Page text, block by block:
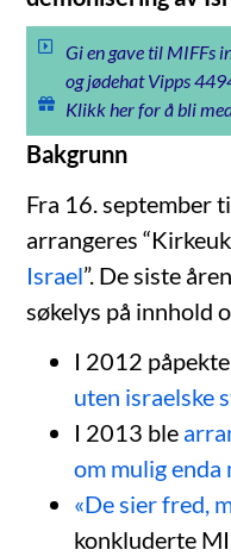
Gi en gave til MIFFs
og jødehat Vipps
Klikk her for å bli
Bakgrunn
Fra 16. september
arrangeres
Israel”. De siste
søkelys på innhold
I 2012
uten israelske
I 2013 ble
om mulig enda
«De sier fred,
konkluderte